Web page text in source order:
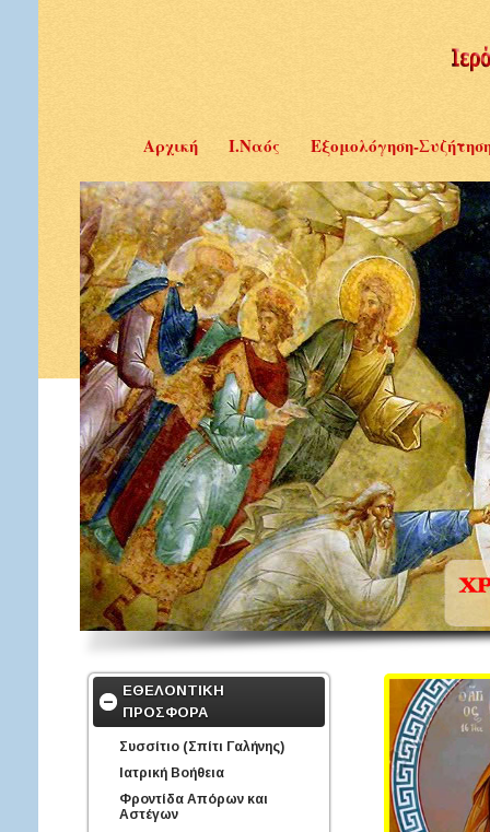
Αρχική Ι.Ναός Εξομολόγηση-
ΕΘΕΛΟΝΤΙΚΗ
ΠΡΟΣΦΟΡΑ
Συσσίτιο (Σπίτι Γαλήνης)
Ιατρική Βοήθεια
Φροντίδα Απόρων και
Αστέγων